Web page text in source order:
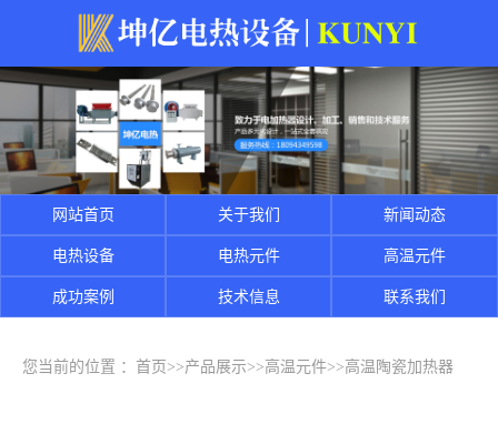
网站首页 关于我们 新闻动态
电热设备 电热元件 高温元件
成功案例 技术信息 联系我们
您当前的位置 ： 首页 >>产品展示>>高温元件>>高温陶瓷加热器